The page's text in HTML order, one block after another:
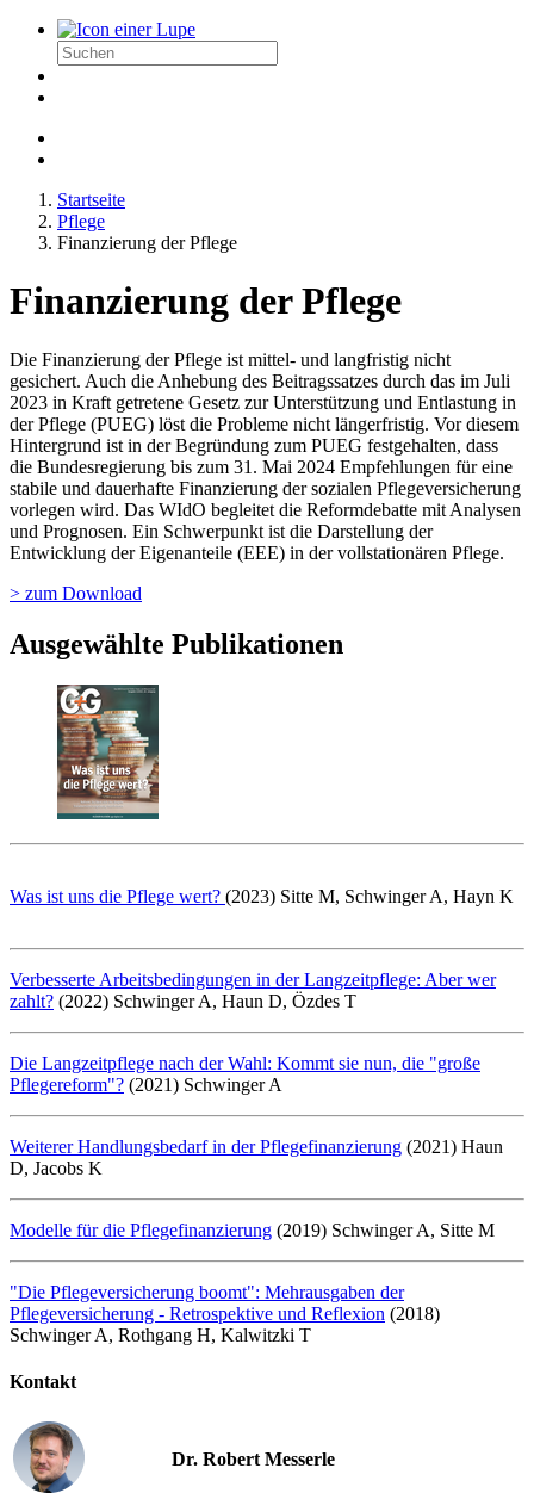
Startseite
Pflege
Finanzierung der Pflege
Finanzierung der Pflege
Die Finanzierung der Pflege ist mittel- und langfristig nicht
gesichert. Auch die Anhebung des Beitragssatzes durch das im Juli
2023 in Kraft getretene Gesetz zur Unterstützung und Entlastung in
der Pflege (PUEG) löst die Probleme nicht längerfristig. Vor diesem
Hintergrund ist in der Begründung zum PUEG festgehalten, dass
die Bundesregierung bis zum 31. Mai 2024 Empfehlungen für eine
stabile und dauerhafte Finanzierung der sozialen Pflegeversicherung
vorlegen wird. Das WIdO begleitet die Reformdebatte mit Analysen
und Prognosen. Ein Schwerpunkt ist die Darstellung der
Entwicklung der Eigenanteile (EEE) in der vollstationären Pflege.
> zum Download
Ausgewählte Publikationen
Was ist uns die Pflege wert? (2023) Sitte M, Schwinger A, Hayn K
Verbesserte Arbeitsbedingungen in der Langzeitpflege: Aber wer
zahlt? (2022) Schwinger A, Haun D, Özdes T
Die Langzeitpflege nach der Wahl: Kommt sie nun, die "große
Pflegereform"? (2021) Schwinger A
Weiterer Handlungsbedarf in der Pflegefinanzierung (2021) Haun
D, Jacobs K
Modelle für die Pflegefinanzierung (2019) Schwinger A, Sitte M
"Die Pflegeversicherung boomt": Mehrausgaben der
Pflegeversicherung - Retrospektive und Reflexion (2018)
Schwinger A, Rothgang H, Kalwitzki T
Kontakt
Dr. Robert Messerle